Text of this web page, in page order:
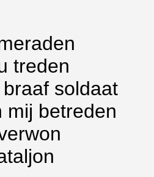
treden
soldaat
mij betreden